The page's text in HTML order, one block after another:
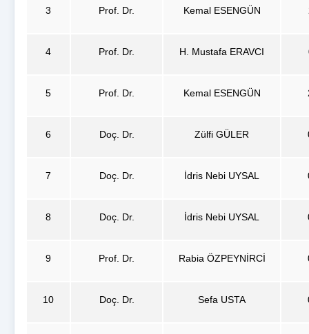
3 Prof. Dr. Kemal ESENGÜN
4 Prof. Dr. H. Mustafa ERAVCI
5 Prof. Dr. Kemal ESENGÜN
6 Doç. Dr. Zülfi GÜLER
7 Doç. Dr. İdris Nebi UYSAL
8 Doç. Dr. İdris Nebi UYSAL
9 Prof. Dr. Rabia ÖZPEYNİRCİ
10 Doç. Dr. Sefa USTA